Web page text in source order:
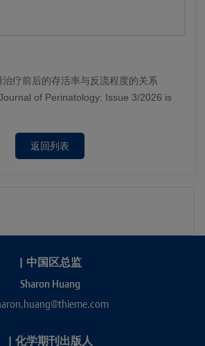
疗前后的存活率与反流程度的关系
of Perinatology: Issue 3/2026 is
返回列表
| 中国区总监
Sharon Huang
| 化学期刊出版人